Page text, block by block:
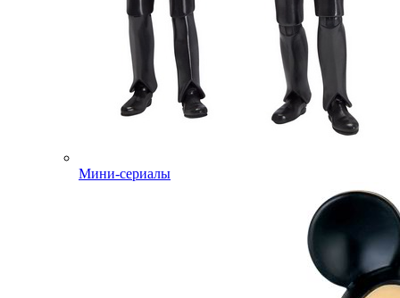
Мини-сериалы